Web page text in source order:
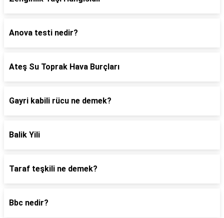
Anova testi nedir?
Ateş Su Toprak Hava Burçları
Gayri kabili rücu ne demek?
Balik Yili
Taraf teşkili ne demek?
Bbc nedir?